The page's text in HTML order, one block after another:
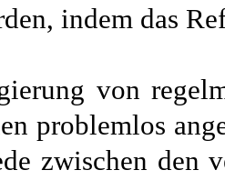
indem das
von
problemlos
zwischen den